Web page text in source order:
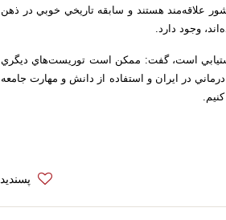
علاقه‌مند هستند و سابقه تاريخي خوبي در ذهن
وجود دارد.
دستيابي است، گفت: ممكن است توريست‌هاي ديگري
در ايران و استفاده از دانش و مهارت جامعه